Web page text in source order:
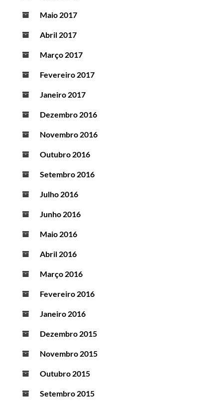
Maio 2017
Abril 2017
Março 2017
Fevereiro 2017
Janeiro 2017
Dezembro 2016
Novembro 2016
Outubro 2016
Setembro 2016
Julho 2016
Junho 2016
Maio 2016
Abril 2016
Março 2016
Fevereiro 2016
Janeiro 2016
Dezembro 2015
Novembro 2015
Outubro 2015
Setembro 2015